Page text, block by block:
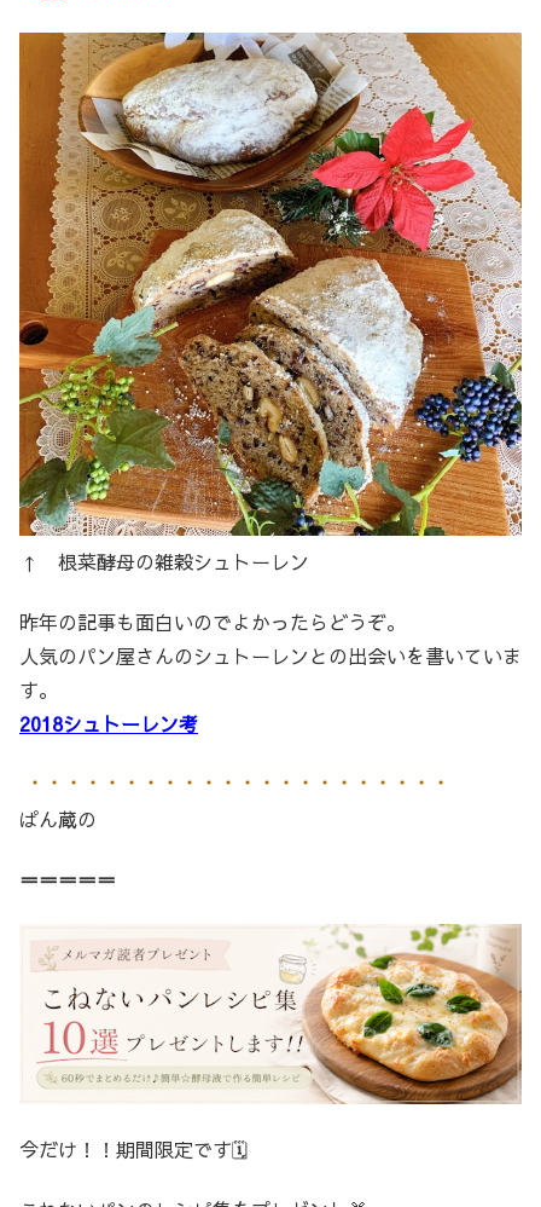
↑ 根菜酵母の雑穀シュトーレン
昨年の記事も面白いのでよかったらどうぞ。
人気のパン屋さんのシュトーレンとの出会いを書いていま
す。
2018シュトーレン考
ぱん蔵の
＝＝＝＝＝
今だけ！！期間限定です🗓️